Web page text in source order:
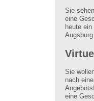
Sie
eine
heute
Sie
nach
eine